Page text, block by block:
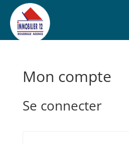
Mon compte
Se connecter